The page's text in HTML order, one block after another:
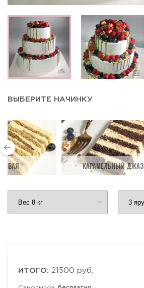
ВЫБЕРИТЕ НАЧИНКУ
КАРАМЕЛЬНЫЙ ДЖАЗ
ИТОГО: 21500 руб.